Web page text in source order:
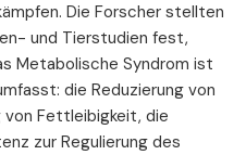
Die Forscher stellten
und Tierstudien fest,
Metabolische Syndrom ist
die Reduzierung von
von Fettleibigkeit, die
zur Regulierung des